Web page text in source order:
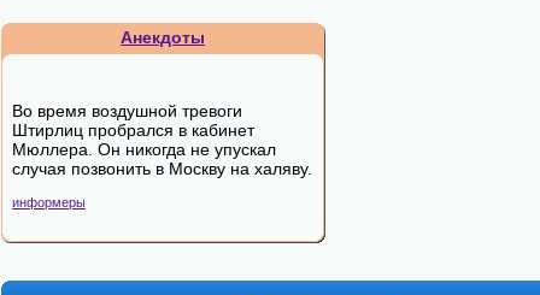
Анекдоты
Во время воздушной тревоги
Штирлиц пробрался в кабинет
Мюллера. Он никогда не упускал
случая позвонить в Москву на халяву.
информеры